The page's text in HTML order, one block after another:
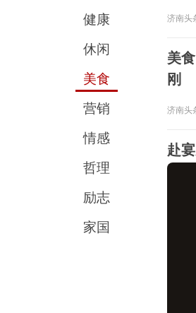
健康
休闲
美食
营销
情感
哲理
励志
家国
济南头
美
刚
济南头
赴